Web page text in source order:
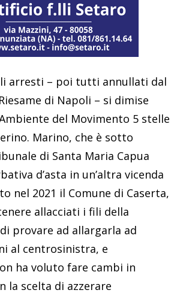
arresti – poi tutti annullati dal
di Napoli – si dimise
del Movimento 5 stelle
Marino, che è sotto
di Santa Maria Capua
d’asta in un’altra vicenda
nel 2021 il Comune di Caserta,
allacciati i fili della
provare ad allargarla ad
al centrosinistra, e
ha voluto fare cambi in
la scelta di azzerare